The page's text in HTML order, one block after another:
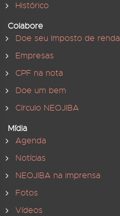
Histórico
Colabore
Doe seu Imposto de renda
Empresas
CPF na nota
Doe um bem
Círculo NEOJIBA
Mídia
Agenda
Notícias
NEOJIBA na imprensa
Fotos
Vídeos